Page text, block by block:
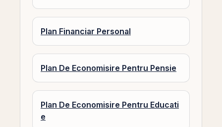
Plan Financiar Personal
Plan De Economisire Pentru Pensie
Plan De Economisire Pentru Educati
e